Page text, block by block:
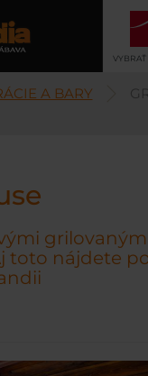
A BARY
toto nájdete